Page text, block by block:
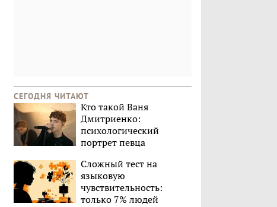
СЕГОДНЯ ЧИТАЮТ
Кто такой Ваня
Дмитриенко:
психологический
портрет певца
Сложный тест на
языковую
чувствительность:
только 7% людей